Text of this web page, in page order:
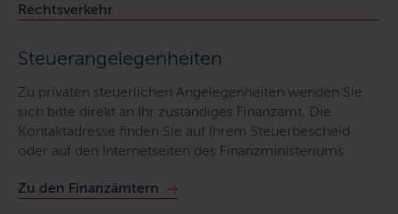
Rechtsverkehr
Steuerangelegenheiten
Zu privaten steuerlichen Angelegenheiten wenden Sie
sich bitte direkt an Ihr zuständiges Finanzamt. Die
Kontaktadresse finden Sie auf Ihrem Steuerbescheid
oder auf den Internetseiten des Finanzministeriums
Zu den Finanzämtern